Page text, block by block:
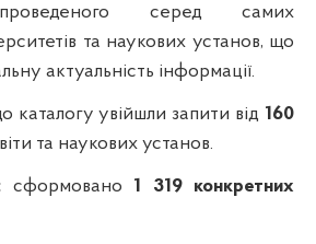
серед самих
та наукових установ, що
актуальність інформації.
каталогу увійшли запити від 160
та наукових установ.
сформовано 1 319 конкретних